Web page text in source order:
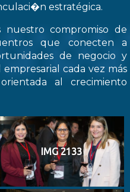
estratégica.
nuestro compromiso de
que conecten a
de negocio y
cada vez más
al crecimiento
IMG 2133